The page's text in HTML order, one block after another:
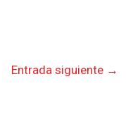
Entrada siguiente →